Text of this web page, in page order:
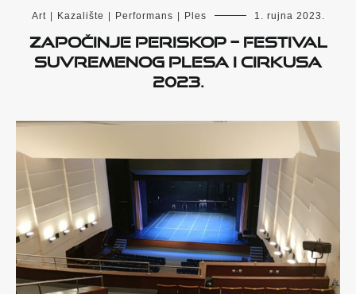
Art | Kazalište | Performans | Ples 1. rujna 2023.
Započinje PERISKOP – Festival
suvremenog plesa i cirkusa
2023.